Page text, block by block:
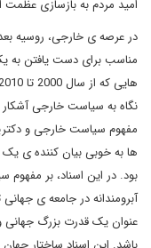
امید مردم به بازسازی
مناسب برای دست یافتن به
نگاه به سیاست خارجی
ها به خوبی بیان کننده ی
بود. در این اسناد، بر
آبرومندانه در جامعه ی
عنوان یک قدرت بزرگ جهانی